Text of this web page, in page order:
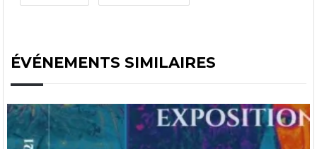
ÉVÉNEMENTS SIMILAIRES